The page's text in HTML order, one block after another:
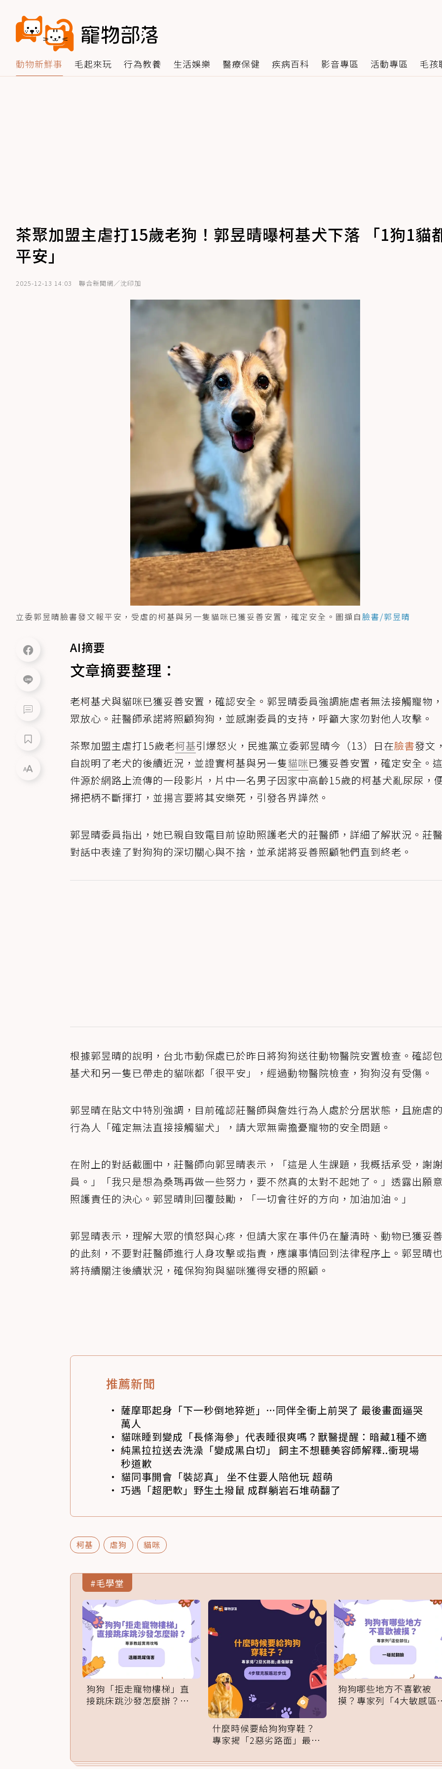
動物新鮮事 毛起來玩 行為教養 生活娛樂 醫療保健 疾病百科 影音專區 活動專區 毛孩
茶聚加盟主虐打15歲老狗！郭昱晴曝柯基犬下落 「1狗1貓
平安」
2025-12-13 14:03 聯合新聞網／沈印加
立委郭昱晴臉書發文報平安，受虐的柯基與另一隻貓咪已獲妥善安置，確定安全。圖擷自臉書/郭昱晴
AI摘要
文章摘要整理：
老柯基犬與貓咪已獲妥善安置，確認安全。郭昱晴委員強調施虐者無法接觸寵物
眾放心。莊醫師承諾將照顧狗狗，並感謝委員的支持，呼籲大家勿對他人攻擊。
茶聚加盟主虐打15歲老柯基引爆怒火，民進黨立委郭昱晴今（13）日在臉書發文
自說明了老犬的後續近況，並證實柯基與另一隻貓咪已獲妥善安置，確定安全。
件源於網路上流傳的一段影片，片中一名男子因家中高齡15歲的柯基犬亂尿尿，
掃把柄不斷揮打，並揚言要將其安樂死，引發各界譁然。
郭昱晴委員指出，她已親自致電目前協助照護老犬的莊醫師，詳細了解狀況。莊
對話中表達了對狗狗的深切關心與不捨，並承諾將妥善照顧牠們直到終老。
根據郭昱晴的說明，台北市動保處已於昨日將狗狗送往動物醫院安置檢查。確認
基犬和另一隻已帶走的貓咪都「很平安」，經過動物醫院檢查，狗狗沒有受傷。
郭昱晴在貼文中特別強調，目前確認莊醫師與詹姓行為人處於分居狀態，且施虐
行為人「確定無法直接接觸貓犬」，請大眾無需擔憂寵物的安全問題。
在附上的對話截圖中，莊醫師向郭昱晴表示，「這是人生課題，我概括承受，謝
員。」「我只是想為桑瑪再做一些努力，要不然真的太對不起她了。」透露出願
照護責任的決心。郭昱晴則回覆鼓勵，「一切會往好的方向，加油加油。」
郭昱晴表示，理解大眾的憤怒與心疼，但請大家在事件仍在釐清時、動物已獲妥
的此刻，不要對莊醫師進行人身攻擊或指責，應讓事情回到法律程序上。郭昱晴
將持續關注後續狀況，確保狗狗與貓咪獲得安穩的照顧。
推薦新聞
薩摩耶起身「下一秒倒地猝逝」…同伴全衝上前哭了 最後畫面逼哭
萬人
貓咪睡到變成「長條海參」代表睡很爽嗎？獸醫提醒：暗藏1種不適
純黑拉拉送去洗澡「變成黑白切」 飼主不想聽美容師解釋..衝現場
秒道歉
貓同事開會「裝認真」 坐不住要人陪他玩 超萌
巧遇「超肥軟」野生土撥鼠 成群躺岩石堆萌翻了
柯基 虐狗 貓咪
#毛學堂
狗狗「拒走寵物樓梯」直
接跳床跳沙發怎麼辦？專
什麼時候要給狗狗穿鞋？
專家揭「2惡劣路面」最傷
狗狗哪些地方不喜歡被
摸？專家列「4大敏感區